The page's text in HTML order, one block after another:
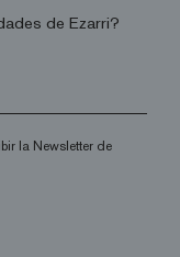
de Ezarri?
la Newsletter de